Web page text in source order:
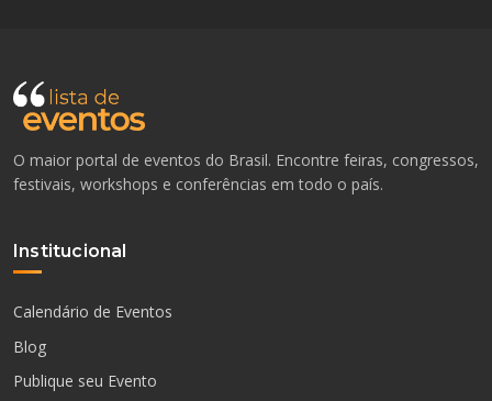
O maior portal de eventos do Brasil. Encontre feiras, congressos,
festivais, workshops e conferências em todo o país.
Institucional
Calendário de Eventos
Blog
Publique seu Evento